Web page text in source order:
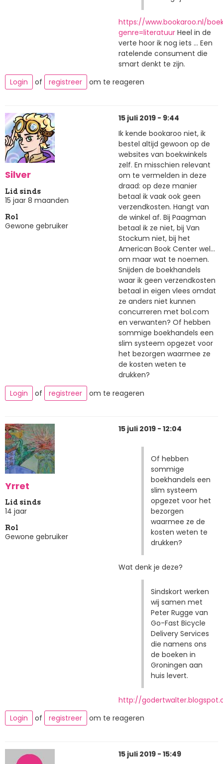
https://www.bookaroo.nl/
genre=literatuur Heel in de
verte hoor ik nog iets ... Een
ratelende consument die
smart denkt te zijn.
Login
of registreer om te reageren
Silver
Lid sinds
15 jaar 8 maanden
Rol
Gewone gebruiker
15 juli 2019 - 9:44
Ik kende bookaroo niet, ik
bestel altijd gewoon op de
websites van boekwinkels
zelf. En misschien relevant
om te vermelden in deze
draad: op deze manier
betaal ik vaak ook geen
verzendkosten. Hangt van
de winkel af. Bij Paagman
betaal ik ze niet, bij Van
Stockum niet, bij het
American Book Center wel...
om maar wat te noemen.
Snijden de boekhandels
waar ik geen verzendkosten
betaal in eigen vlees omdat
ze anders niet kunnen
concurreren met bol.com
en verwanten? Of hebben
sommige boekhandels een
slim systeem opgezet voor
het bezorgen waarmee ze
de kosten weten te
drukken?
Login
of registreer om te reageren
Yrret
Lid sinds
14 jaar
Rol
Gewone gebruiker
15 juli 2019 - 12:04
Of hebben
sommige
boekhandels een
slim systeem
opgezet voor het
bezorgen
waarmee ze de
kosten weten te
drukken?
Wat denk je deze?
Sindskort werken
wij samen met
Peter Rugge van
Go-Fast Bicycle
Delivery Services
die namens ons
de boeken in
Groningen aan
huis levert.
http://
Login
of registreer om te reageren
15 juli 2019 - 15:49